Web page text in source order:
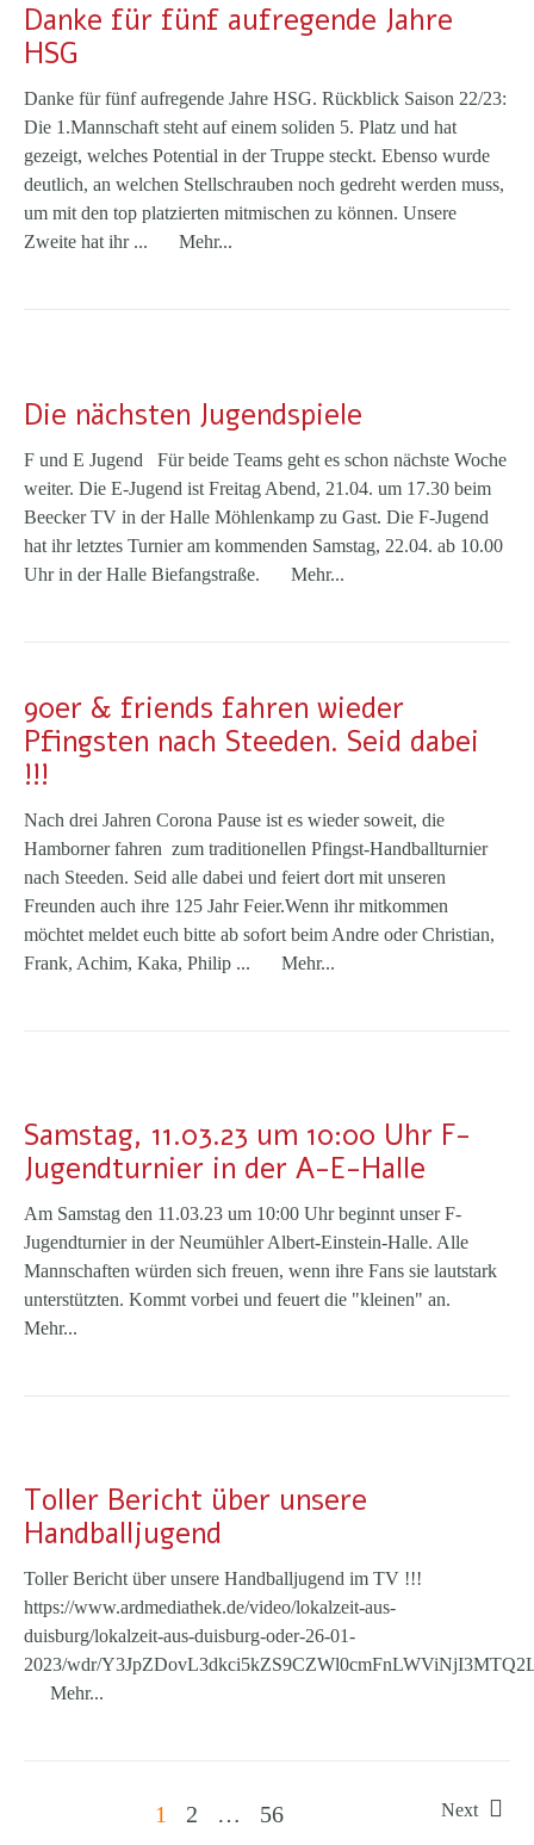
Danke für fünf aufregende Jahre
HSG
Danke für fünf aufregende Jahre HSG. Rückblick Saison 22/23:
Die 1.Mannschaft steht auf einem soliden 5. Platz und hat
gezeigt, welches Potential in der Truppe steckt. Ebenso wurde
deutlich, an welchen Stellschrauben noch gedreht werden muss,
um mit den top platzierten mitmischen zu können. Unsere
Zweite hat ihr ...
Mehr...
Die nächsten Jugendspiele
F und E Jugend Für beide Teams geht es schon nächste Woche
weiter. Die E-Jugend ist Freitag Abend, 21.04. um 17.30 beim
Beecker TV in der Halle Möhlenkamp zu Gast. Die F-Jugend
hat ihr letztes Turnier am kommenden Samstag, 22.04. ab 10.00
Uhr in der Halle Biefangstraße.
Mehr...
90er & friends fahren wieder
Pfingsten nach Steeden. Seid dabei
!!!
Nach drei Jahren Corona Pause ist es wieder soweit, die
Hamborner fahren zum traditionellen Pfingst-Handballturnier
nach Steeden. Seid alle dabei und feiert dort mit unseren
Freunden auch ihre 125 Jahr Feier.Wenn ihr mitkommen
möchtet meldet euch bitte ab sofort beim Andre oder Christian,
Frank, Achim, Kaka, Philip ...
Mehr...
Samstag, 11.03.23 um 10:00 Uhr F-
Jugendturnier in der A-E-Halle
Am Samstag den 11.03.23 um 10:00 Uhr beginnt unser F-
Jugendturnier in der Neumühler Albert-Einstein-Halle. Alle
Mannschaften würden sich freuen, wenn ihre Fans sie lautstark
unterstützten. Kommt vorbei und feuert die "kleinen" an.
Mehr...
Toller Bericht über unsere
Handballjugend
Toller Bericht über unsere Handballjugend im TV !!!
https://www.ardmediathek.de/video/lokalzeit-aus-
duisburg/lokalzeit-aus-duisburg-oder-26-01-
2023/wdr/
Mehr...
1 2 … 56 Next